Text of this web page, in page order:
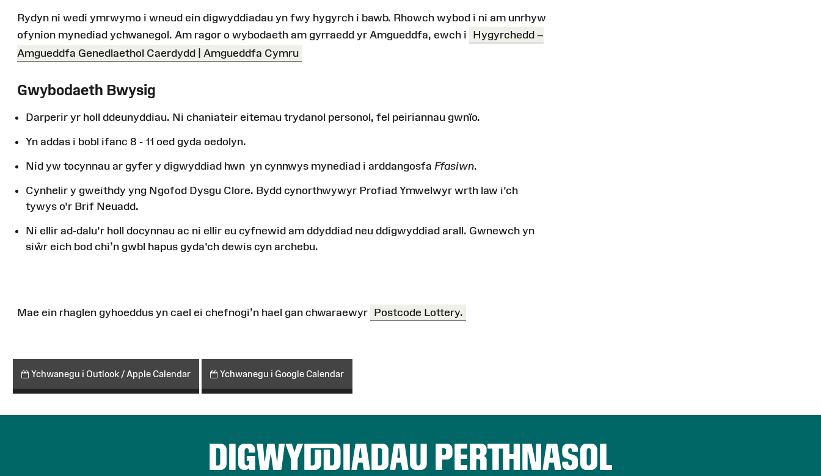
Rydyn ni wedi ymrwymo i wneud ein digwyddiadau yn fwy hygyrch i bawb. Rhowch wybod i ni am unrhyw
ofynion mynediad ychwanegol. Am ragor o wybodaeth am gyrraedd yr Amgueddfa, ewch i Hygyrchedd –
Amgueddfa Genedlaethol Caerdydd | Amgueddfa Cymru
Gwybodaeth Bwysig
Darperir yr holl ddeunyddiau. Ni chaniateir eitemau trydanol personol, fel peiriannau gwnïo.
Yn addas i bobl ifanc 8 - 11 oed gyda oedolyn.
Nid yw tocynnau ar gyfer y digwyddiad hwn yn cynnwys mynediad i arddangosfa Ffasiwn.
Cynhelir y gweithdy yng Ngofod Dysgu Clore. Bydd cynorthwywyr Profiad Ymwelwyr wrth law i'ch
tywys o'r Brif Neuadd.
Ni ellir ad-dalu'r holl docynnau ac ni ellir eu cyfnewid am ddyddiad neu ddigwyddiad arall. Gwnewch yn
siŵr eich bod chi’n gwbl hapus gyda'ch dewis cyn archebu.
Mae ein rhaglen gyhoeddus yn cael ei chefnogi’n hael gan chwaraewyr Postcode Lottery.
Ychwanegu i Outlook / Apple Calendar Ychwanegu i Google Calendar
DIGWYDDIADAU PERTHNASOL